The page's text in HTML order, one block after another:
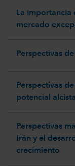
La
mercado
Perspectivas
Perspectivas
potencial
Perspectivas
Irán y el
crecimiento